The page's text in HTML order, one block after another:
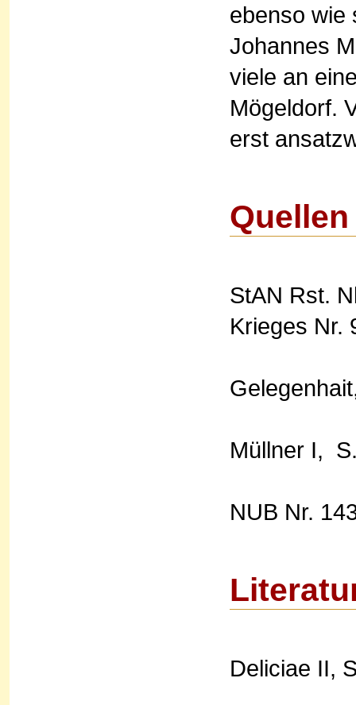
ebenso wie
Johannes
viele an
Mögeldorf.
erst
Quellen
StAN Rst.
Krieges Nr.
Müllner I,
NUB Nr.
Deliciae II,